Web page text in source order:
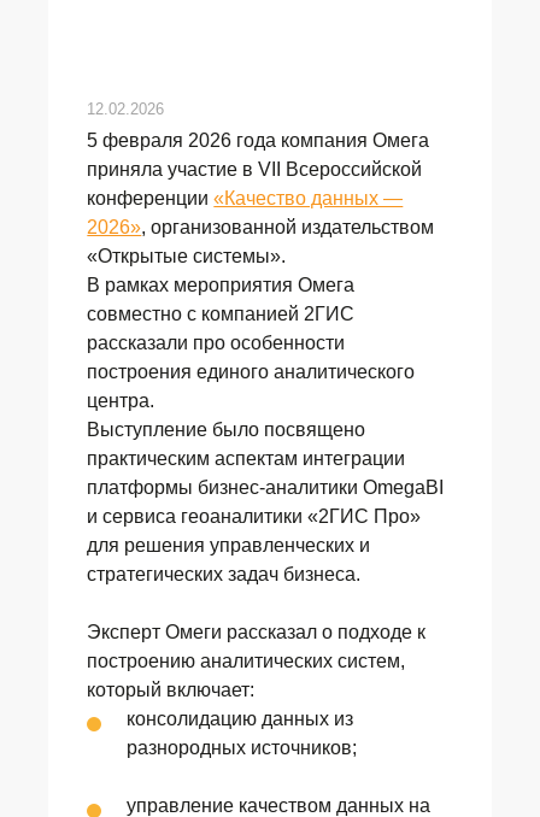
12.02.2026
5 февраля 2026 года компания Омега
приняла участие в VII Всероссийской
конференции «Качество данных —
2026», организованной издательством
«Открытые системы».
В рамках мероприятия Омега
совместно с компанией 2ГИС
рассказали про особенности
построения единого аналитического
центра.
Выступление было посвящено
практическим аспектам интеграции
платформы бизнес-аналитики OmegaBI
и сервиса геоаналитики «2ГИС Про»
для решения управленческих и
стратегических задач бизнеса.
Эксперт Омеги рассказал о подходе к
построению аналитических систем,
который включает:
консолидацию данных из
разнородных источников;
управление качеством данных на